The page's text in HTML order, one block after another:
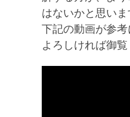
はないかと思いま
下記の動画が参
よろしければ御覧